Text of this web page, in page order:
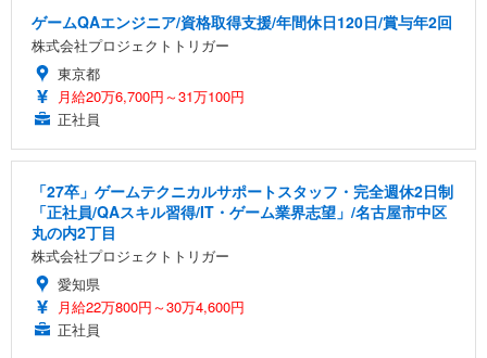
ゲームQAエンジニア/資格取得支援/年間休日120日/賞与年2回
株式会社プロジェクトトリガー
東京都
月給20万6,700円～31万100円
正社員
「27卒」ゲームテクニカルサポートスタッフ・完全週休2日制
「正社員/QAスキル習得/IT・ゲーム業界志望」/名古屋市中区
丸の内2丁目
株式会社プロジェクトトリガー
愛知県
月給22万800円～30万4,600円
正社員